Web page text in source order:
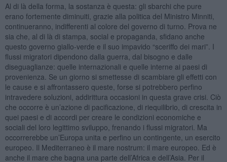
Al di là della forma, la sostanza è questa: gli sbarchi che pure
erano fortemente diminuiti, grazie alla politica del Ministro Minniti,
continueranno, indifferenti al colore del governo di turno. Prova ne
sia che, al di là di stampa, social e propaganda, sfidano anche
questo governo giallo-verde e il suo impavido “sceriffo dei mari”. I
flussi migratori dipendono dalla guerra, dal bisogno e dalle
diseguaglianze: quelle internazionali e quelle interne ai paesi di
provenienza. Se un giorno si smettesse di scambiare gli effetti con
le cause e si affrontassero queste, forse si potrebbero perfino
intravedere soluzioni, addirittura occasioni in questa grave crisi. Ciò
che occorre è un’azione di pacificazione, di riequilibrio, di crescita in
quei paesi e di accordi per creare le condizioni economiche e
sociali del loro legittimo sviluppo, frenando i flussi migratori. Ma
occorrerebbe un’Europa unita e perfino un contingente, un esercito
europeo. Il Mediterraneo è il mare nostrum: il mare europeo. Ed è
anche il mare che bagna una parte dell’Africa e dell’Asia. Per il